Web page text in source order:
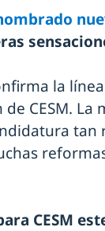
la
CESM.
tan
CESM